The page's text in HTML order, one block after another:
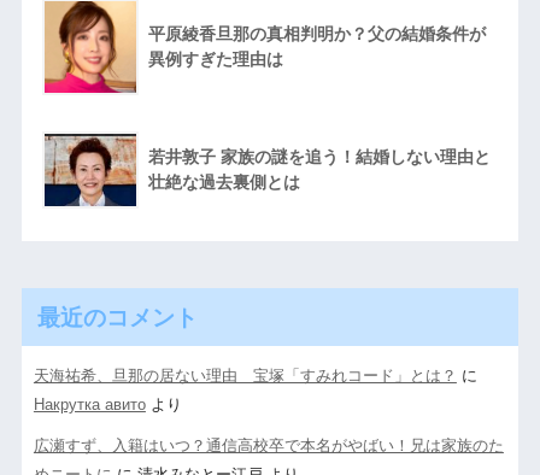
平原綾香旦那の真相判明か？父の結婚条件が
異例すぎた理由は
若井敦子 家族の謎を追う！結婚しない理由と
壮絶な過去裏側とは
最近のコメント
天海祐希、旦那の居ない理由 宝塚「すみれコード」とは？ に
Накрутка авитоより
広瀬すず、入籍はいつ？通信高校卒で本名がやばい！兄は家族のた